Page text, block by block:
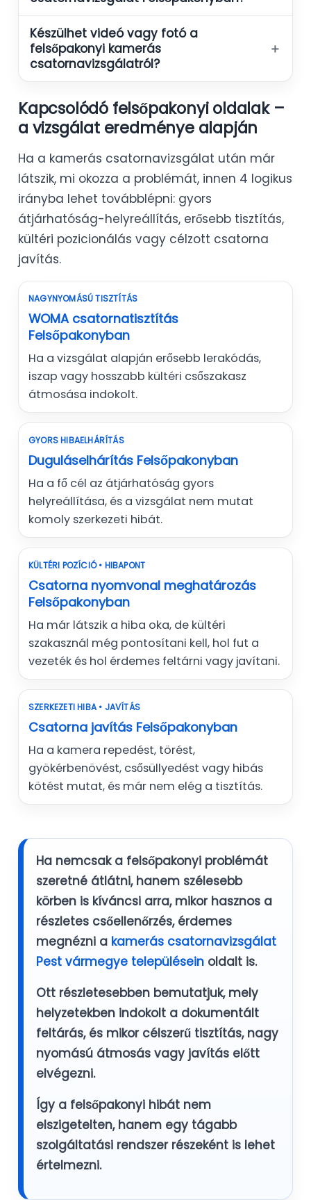
Készülhet videó vagy fotó a
felsőpakonyi kamerás
csatornavizsgálatról?
＋
Kapcsolódó felsőpakonyi oldalak –
a vizsgálat eredménye alapján
Ha a kamerás csatornavizsgálat után már
látszik, mi okozza a problémát, innen 4 logikus
irányba lehet továbblépni: gyors
átjárhatóság-helyreállítás, erősebb tisztítás,
kültéri pozicionálás vagy célzott csatorna
javítás.
NAGYNYOMÁSÚ TISZTÍTÁS
WOMA csatornatisztítás
Felsőpakonyban
Ha a vizsgálat alapján erősebb lerakódás,
iszap vagy hosszabb kültéri csőszakasz
átmosása indokolt.
GYORS HIBAELHÁRÍTÁS
Duguláselhárítás Felsőpakonyban
Ha a fő cél az átjárhatóság gyors
helyreállítása, és a vizsgálat nem mutat
komoly szerkezeti hibát.
KÜLTÉRI POZÍCIÓ • HIBAPONT
Csatorna nyomvonal meghatározás
Felsőpakonyban
Ha már látszik a hiba oka, de kültéri
szakasznál még pontosítani kell, hol fut a
vezeték és hol érdemes feltárni vagy javítani.
SZERKEZETI HIBA • JAVÍTÁS
Csatorna javítás Felsőpakonyban
Ha a kamera repedést, törést,
gyökérbenövést, csősüllyedést vagy hibás
kötést mutat, és már nem elég a tisztítás.
Ha nemcsak a felsőpakonyi problémát
szeretné átlátni, hanem szélesebb
körben is kíváncsi arra, mikor hasznos a
részletes csőellenőrzés, érdemes
megnézni a kamerás csatornavizsgálat
Pest vármegye településeinoldalt is.
Ott részletesebben bemutatjuk, mely
helyzetekben indokolt a dokumentált
feltárás, és mikor célszerű tisztítás, nagy
nyomású átmosás vagy javítás előtt
elvégezni.
Így a felsőpakonyi hibát nem
elszigetelten, hanem egy tágabb
szolgáltatási rendszer részeként is lehet
értelmezni.